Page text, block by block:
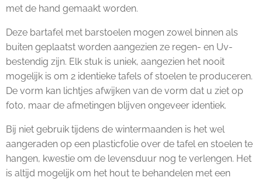
met de hand gemaakt worden.
Deze bartafel met barstoelen mogen zowel binnen als
buiten geplaatst worden aangezien ze regen- en Uv-
bestendig zijn. Elk stuk is uniek, aangezien het nooit
mogelijk is om 2 identieke tafels of stoelen te produceren.
De vorm kan lichtjes afwijken van de vorm dat u ziet op
foto, maar de afmetingen blijven ongeveer identiek.
Bij niet gebruik tijdens de wintermaanden is het wel
aangeraden op een plasticfolie over de tafel en stoelen te
hangen, kwestie om de levensduur nog te verlengen. Het
is altijd mogelijk om het hout te behandelen met een